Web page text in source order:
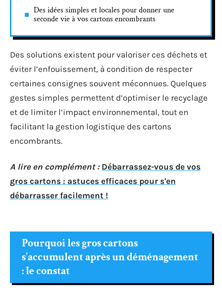
Des idées simples et locales pour donner une
seconde vie à vos cartons encombrants
Des solutions existent pour valoriser ces déchets et
éviter l’enfouissement, à condition de respecter
certaines consignes souvent méconnues. Quelques
gestes simples permettent d’optimiser le recyclage
et de limiter l’impact environnemental, tout en
facilitant la gestion logistique des cartons
encombrants.
A lire en complément : Débarrassez-vous de vos
gros cartons : astuces efficaces pour s'en
débarrasser facilement !
Pourquoi les gros cartons
s’accumulent après un déménagement
: le constat